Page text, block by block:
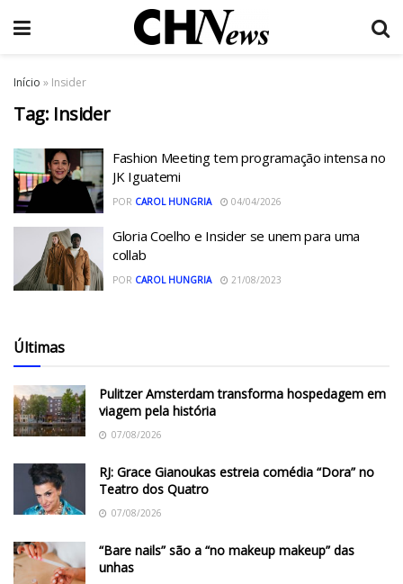
Início » Insider
Tag: Insider
Fashion Meeting tem programação intensa no
JK Iguatemi
POR CAROL HUNGRIA 04/04/2026
Gloria Coelho e Insider se unem para uma
collab
POR CAROL HUNGRIA 21/08/2023
Últimas
Pulitzer Amsterdam transforma hospedagem em
viagem pela história
07/08/2026
RJ: Grace Gianoukas estreia comédia “Dora” no
Teatro dos Quatro
07/08/2026
“Bare nails” são a “no makeup makeup” das
unhas